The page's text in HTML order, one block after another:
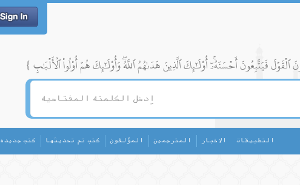
كتب جديده كتب تم تحديثها المؤلفون المترجمين الاخبار التطبيقات